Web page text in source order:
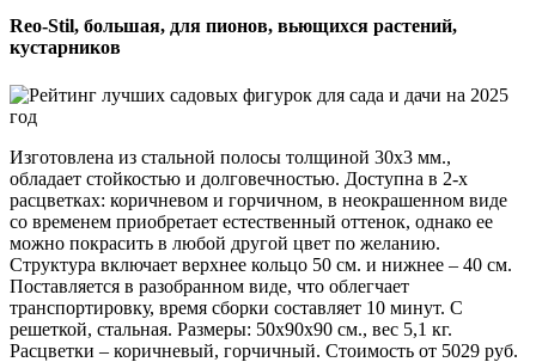
Reo-Stil, большая, для пионов, вьющихся растений,
кустарников
Изготовлена из стальной полосы толщиной 30х3 мм.,
обладает стойкостью и долговечностью. Доступна в 2-х
расцветках: коричневом и горчичном, в неокрашенном виде
со временем приобретает естественный оттенок, однако ее
можно покрасить в любой другой цвет по желанию.
Структура включает верхнее кольцо 50 см. и нижнее – 40 см.
Поставляется в разобранном виде, что облегчает
транспортировку, время сборки составляет 10 минут. С
решеткой, стальная. Размеры: 50x90x90 см., вес 5,1 кг.
Расцветки – коричневый, горчичный. Стоимость от 5029 руб.